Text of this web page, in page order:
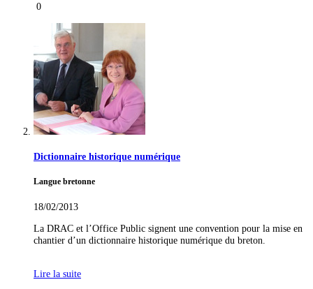
0
Dictionnaire historique numérique
Langue bretonne
18/02/2013
La DRAC et l’Office Public signent une convention pour la mise en
chantier d’un dictionnaire historique numérique du breton.
Lire la suite